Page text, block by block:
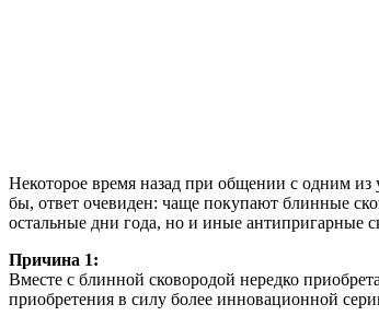
Некоторое время назад при общении с одним
бы, ответ очевиден: чаще покупают блинные
остальные дни года, но и иные антипригарные
Причина 1:
Вместе с блинной сковородой нередко
приобретения в силу более инновационной